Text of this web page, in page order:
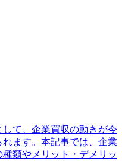
て、企業買収の動きが今
ます。本記事では、企業
類やメリット・デメリッ